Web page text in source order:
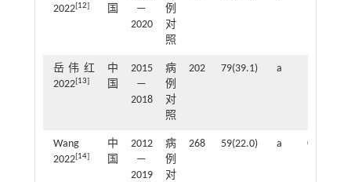
2022[12]
国
—
2020
例
对
照
岳伟红
2022[13]
中
国
2015
—
2018
病
例
对
照
202 79(39.1) a
Wang
2022[14]
中
国
2012
—
2019
病
例
对
268 59(22.0) a